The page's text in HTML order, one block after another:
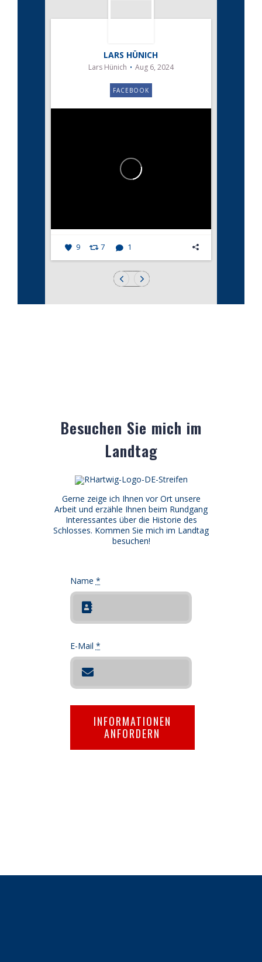
LARS HÜNICH
Lars Hünich Aug 6, 2024
FACEBOOK
9 7 1
Besuchen Sie mich im
Landtag
Gerne zeige ich Ihnen vor Ort unsere
Arbeit und erzähle Ihnen beim Rundgang
Interessantes über die Historie des
Schlosses. Kommen Sie mich im Landtag
besuchen!
Name *
E-Mail *
INFORMATIONEN
ANFORDERN